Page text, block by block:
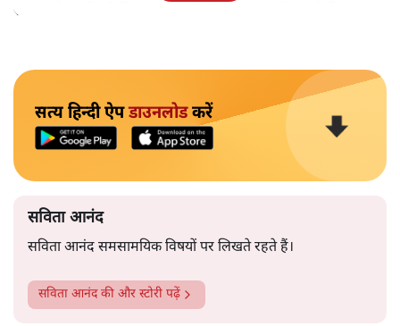
समाज के मुद्दों को विधानसभाओं में और संसद में उठाते हैं।
सत्य हिन्दी ऐपडाउनलोडकरें
सविता आनंद
सविता आनंद समसामयिक विषयों पर लिखते रहते हैं।
सविता आनंदकी और स्टोरी पढ़ें